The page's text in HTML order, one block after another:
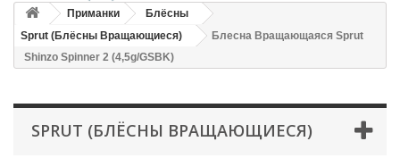
Приманки
Блёсны
Sprut (Блёсны Вращающиеся)
Блесна Вращающаяся Sprut
Shinzo Spinner 2 (4,5g/GSBK)
SPRUT (БЛЁСНЫ ВРАЩАЮЩИЕСЯ)